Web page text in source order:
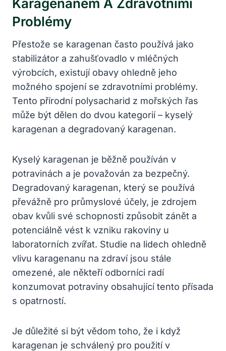
Problémy
Přestože se karagenan často používá jako
stabilizátor a zahušťovadlo v mléčných
výrobcích, existují obavy ohledně jeho
možného spojení se zdravotními problémy.
Tento přírodní polysacharid z mořských řas
může být dělen do dvou kategorií – kyselý
karagenan a degradovaný karagenan.
Kyselý karagenan je běžně používán v
potravinách a je považován za bezpečný.
Degradovaný karagenan, který se používá
převážně pro průmyslové účely, je zdrojem
obav kvůli své schopnosti způsobit zánět a
potenciálně vést k vzniku rakoviny u
laboratorních zvířat. Studie na lidech ohledně
vlivu karagenanu na zdraví jsou stále
omezené, ale někteří odborníci radí
konzumovat potraviny obsahující tento přísada
s opatrností.
Je důležité si být vědom toho, že i když
karagenan je schválený pro použití v